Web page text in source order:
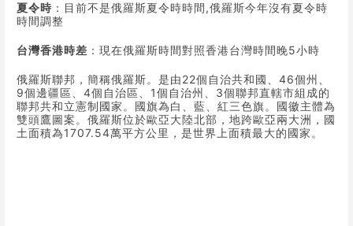
夏令時 ：目前不是俄羅斯夏令時時間,俄羅斯今年沒有夏令時
時間調整
台灣香港時差 ：現在俄羅斯時間對照香港台灣時間晚5小時
俄羅斯聯邦，簡稱俄羅斯。是由22個自治共和國、46個州、
9個邊疆區、4個自治區、1個自治州、3個聯邦直轄市組成的
聯邦共和立憲制國家。國旗為白、藍、紅三色旗。國徽主體為
雙頭鷹圖案。俄羅斯位於歐亞大陸北部，地跨歐亞兩大洲，國
土面積為1707.54萬平方公里，是世界上面積最大的國家。